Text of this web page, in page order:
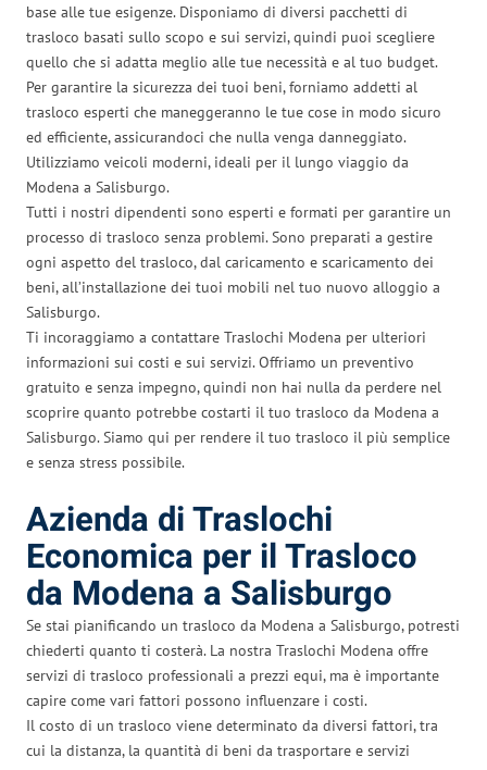
base alle tue esigenze. Disponiamo di diversi pacchetti di
trasloco basati sullo scopo e sui servizi, quindi puoi scegliere
quello che si adatta meglio alle tue necessità e al tuo budget.
Per garantire la sicurezza dei tuoi beni, forniamo addetti al
trasloco esperti che maneggeranno le tue cose in modo sicuro
ed efficiente, assicurandoci che nulla venga danneggiato.
Utilizziamo veicoli moderni, ideali per il lungo viaggio da
Modena a Salisburgo.
Tutti i nostri dipendenti sono esperti e formati per garantire un
processo di trasloco senza problemi. Sono preparati a gestire
ogni aspetto del trasloco, dal caricamento e scaricamento dei
beni, all’installazione dei tuoi mobili nel tuo nuovo alloggio a
Salisburgo.
Ti incoraggiamo a contattare Traslochi Modena per ulteriori
informazioni sui costi e sui servizi. Offriamo un preventivo
gratuito e senza impegno, quindi non hai nulla da perdere nel
scoprire quanto potrebbe costarti il tuo trasloco da Modena a
Salisburgo. Siamo qui per rendere il tuo trasloco il più semplice
e senza stress possibile.
Azienda di Traslochi
Economica per il Trasloco
da Modena a Salisburgo
Se stai pianificando un trasloco da Modena a Salisburgo, potresti
chiederti quanto ti costerà. La nostra Traslochi Modena offre
servizi di trasloco professionali a prezzi equi, ma è importante
capire come vari fattori possono influenzare i costi.
Il costo di un trasloco viene determinato da diversi fattori, tra
cui la distanza, la quantità di beni da trasportare e servizi